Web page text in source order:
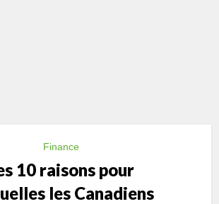
Finance
10 raisons pour
les Canadiens